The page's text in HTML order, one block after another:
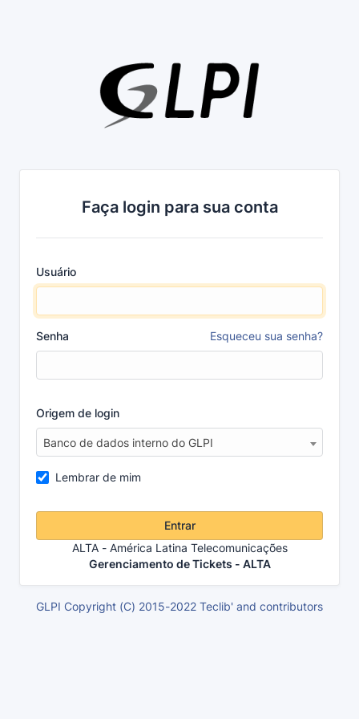
Faça login para sua conta
Usuário
Senha Esqueceu sua senha?
Origem de login
Banco de dados interno do GLPI
Lembrar de mim
Entrar
ALTA - América Latina Telecomunicações
Gerenciamento de Tickets - ALTA
GLPI Copyright (C) 2015-2022 Teclib' and contributors